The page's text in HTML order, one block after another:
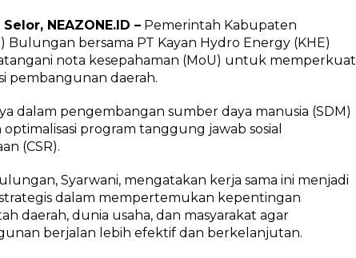
i
m
a
l
k
n
C
S
n
t
u
k
P
NEAZONE.ID –Pemerintah Kabupaten
Bulungan bersama PT Kayan Hydro Energy (KHE)
nota kesepahaman (MoU) untuk memperkuat
pembangunan daerah.
dalam pengembangan sumber daya manusia (SDM)
optimalisasi program tanggung jawab sosial
(CSR).
Syarwani, mengatakan kerja sama ini menjadi
dalam mempertemukan kepentingan
daerah, dunia usaha, dan masyarakat agar
berjalan lebih efektif dan berkelanjutan.